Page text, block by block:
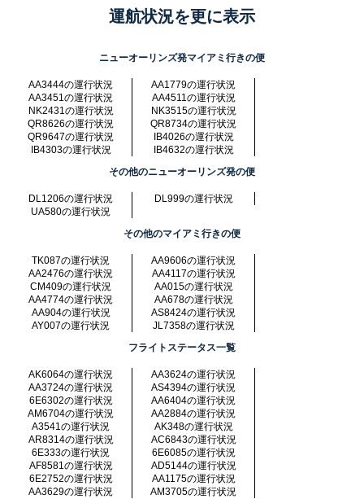
運航状況を更に表示
ニューオーリンズ発マイアミ行きの便
AA3444の運行状況
AA1779の運行状況
AA3451の運行状況
AA4511の運行状況
NK2431の運行状況
NK3515の運行状況
QR8626の運行状況
QR8734の運行状況
QR9647の運行状況
IB4026の運行状況
IB4303の運行状況
IB4632の運行状況
その他のニューオーリンズ発の便
DL1206の運行状況
DL999の運行状況
UA580の運行状況
その他のマイアミ行きの便
TK087の運行状況
AA9606の運行状況
AA2476の運行状況
AA4117の運行状況
CM409の運行状況
AA015の運行状況
AA4774の運行状況
AA678の運行状況
AA904の運行状況
AS8424の運行状況
AY007の運行状況
JL7358の運行状況
フライトステータス一覧
AK6064の運行状況
AA3624の運行状況
AA3724の運行状況
AS4394の運行状況
6E6302の運行状況
AA6404の運行状況
AM6704の運行状況
AA2884の運行状況
A3541の運行状況
AK348の運行状況
AR8314の運行状況
AC6843の運行状況
6E333の運行状況
6E6085の運行状況
AF8581の運行状況
AD5144の運行状況
6E2752の運行状況
AA1175の運行状況
AA3629の運行状況
AM3705の運行状況